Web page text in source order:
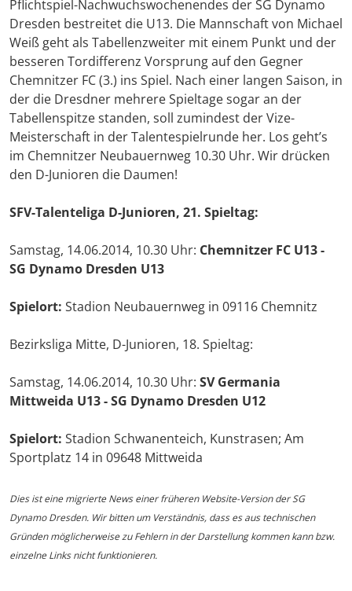
Pflichtspiel-Nachwuchswochenendes der SG Dynamo
Dresden bestreitet die U13. Die Mannschaft von Michael
Weiß geht als Tabellenzweiter mit einem Punkt und der
besseren Tordifferenz Vorsprung auf den Gegner
Chemnitzer FC (3.) ins Spiel. Nach einer langen Saison, in
der die Dresdner mehrere Spieltage sogar an der
Tabellenspitze standen, soll zumindest der Vize-
Meisterschaft in der Talentespielrunde her. Los geht’s
im Chemnitzer Neubauernweg 10.30 Uhr. Wir drücken
den D-Junioren die Daumen!
SFV-Talenteliga D-Junioren, 21. Spieltag:
Samstag, 14.06.2014, 10.30 Uhr: Chemnitzer FC U13 -
SG Dynamo Dresden U13
Spielort: Stadion Neubauernweg in 09116 Chemnitz
Bezirksliga Mitte, D-Junioren, 18. Spieltag:
Samstag, 14.06.2014, 10.30 Uhr: SV Germania
Mittweida U13 - SG Dynamo Dresden U12
Spielort: Stadion Schwanenteich, Kunstrasen; Am
Sportplatz 14 in 09648 Mittweida
Dies ist eine migrierte News einer früheren Website-Version der SG
Dynamo Dresden. Wir bitten um Verständnis, dass es aus technischen
Gründen möglicherweise zu Fehlern in der Darstellung kommen kann bzw.
einzelne Links nicht funktionieren.